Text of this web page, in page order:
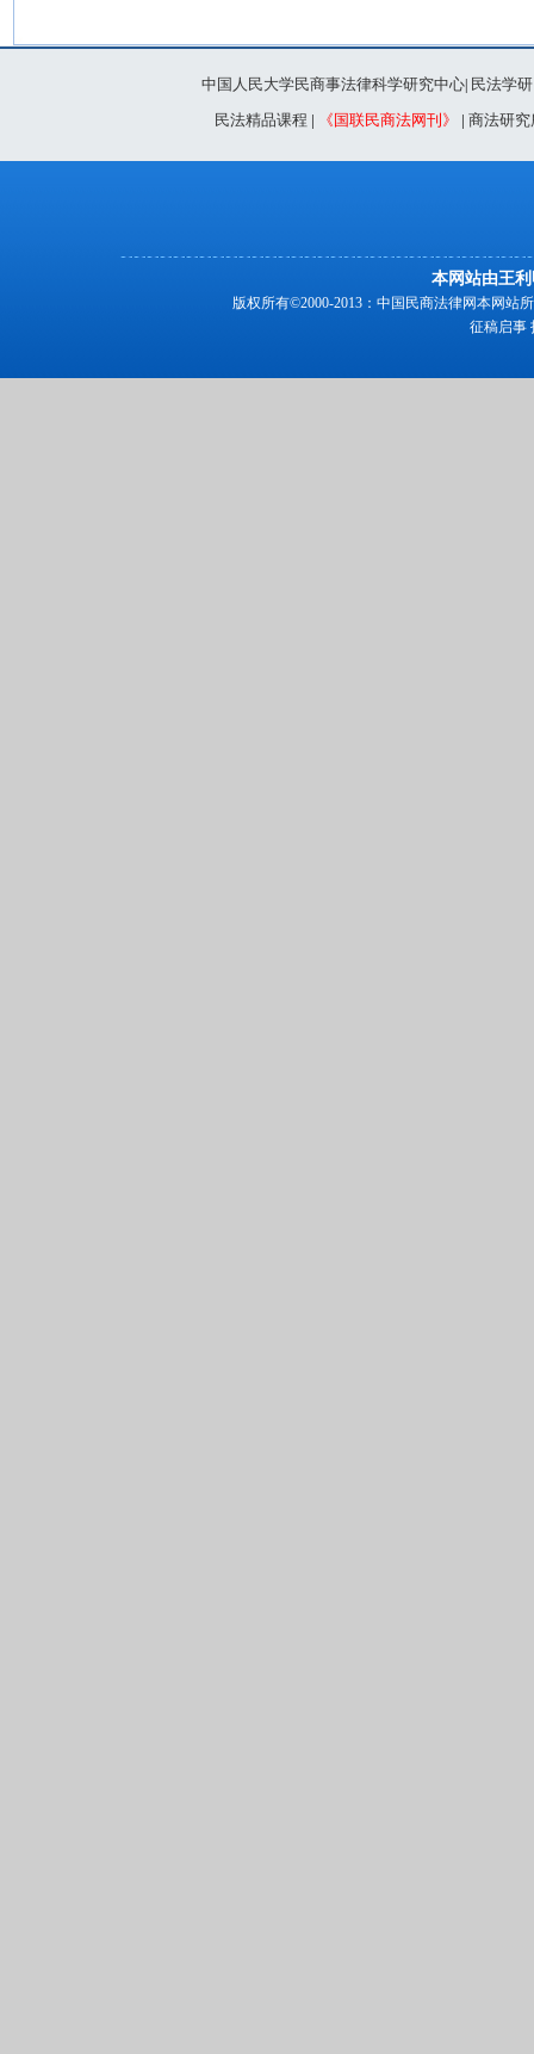
中国人民大学民商事法律科学研究中心| 民法学
民法精品课程 | 《国联民商法网刊》 | 商法研究
本网站由王
版权所有©2000-2013：中国民商法律网本网站
征稿启事